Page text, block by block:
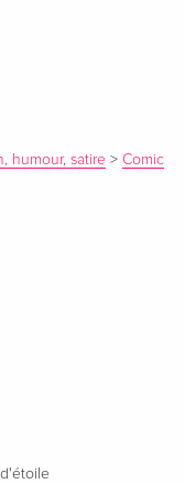
gibt es ja die
schöne
machen die
lernen richtig Spaß!
humour, satire > Comic